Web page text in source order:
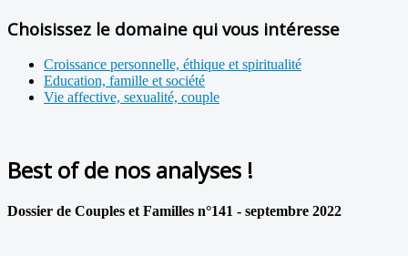
Choisissez le domaine qui vous intéresse
Croissance personnelle, éthique et spiritualité
Education, famille et société
Vie affective, sexualité, couple
Best of de nos analyses !
Dossier de Couples et Familles n°141 - septembre 2022